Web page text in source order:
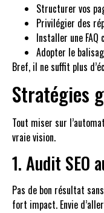
Structurer vos
Privilégier des
Installer une
Adopter le
Bref, il ne suffit plus
Stratégies
Tout miser sur
vraie vision.
1. Audit SEO
Pas de bon résultat
fort impact. Envie